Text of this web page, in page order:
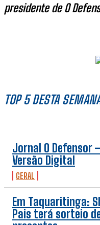
TOP 5 DESTA
Jornal O Defensor
Versão Digital
GERAL
Em Taquaritinga:
Pais terá sorteio
presidente de O